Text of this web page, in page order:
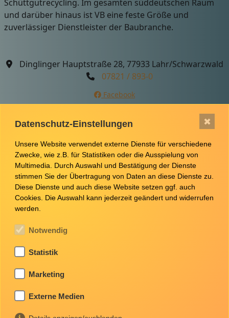
Schüttgutrecycling. Im gesamten süddeutschen Raum
und darüber hinaus ist VB eine feste Größe und
zuverlässiger Dienstleister der Baubranche.
Dinglinger Hauptstraße 28, 77933 Lahr/Schwarzwald
07821 / 893-0
Facebook
Youtube
Website besuchen
Stellenangebote
Ausbildung zum BetonfertigteilbauerIn (m/w/d)
Ausbildung ElektronikerIn für Betriebstechnik
(m/w/d)
Datenschutz-Einstellungen
Unsere Website verwendet externe Dienste für verschiedene
Zwecke, wie z.B. für Statistiken oder die Ausspielung von
Multimedia. Durch Auswahl und Bestätigung der Dienste
stimmen Sie der Übertragung von Daten an diese Dienste zu.
Diese Dienste und auch diese Website setzen ggf. auch
Cookies. Die Auswahl kann jederzeit geändert und widerrufen
werden.
Notwendig
Statistik
Marketing
Externe Medien
✖